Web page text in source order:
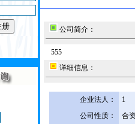
公司简介：
555
详细信息：
企业法人：
1
公司性质：
合